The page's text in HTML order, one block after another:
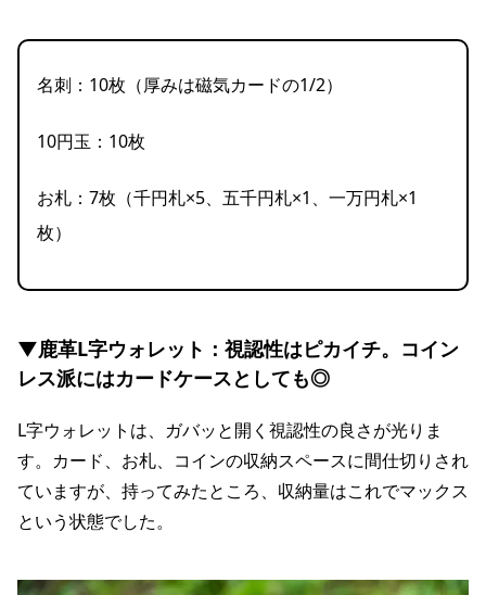
名刺：10枚（厚みは磁気カードの1/2）
10円玉：10枚
お札：7枚（千円札×5、五千円札×1、一万円札×1
枚）
▼鹿革L字ウォレット：視認性はピカイチ。コイン
レス派にはカードケースとしても◎
L字ウォレットは、ガバッと開く視認性の良さが光りま
す。カード、お札、コインの収納スペースに間仕切りされ
ていますが、持ってみたところ、収納量はこれでマックス
という状態でした。